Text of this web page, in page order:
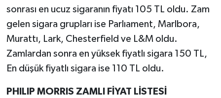
sonrası en ucuz sigaranın fiyatı 105 TL oldu. Zam
gelen sigara grupları ise Parlıament, Marlbora,
Murattı, Lark, Chesterfield ve L&M oldu.
Zamlardan sonra en yüksek fiyatlı sigara 150 TL,
En düşük fiyatlı sigara ise 110 TL oldu.
PHILIP MORRIS ZAMLI FİYAT LİSTESİ